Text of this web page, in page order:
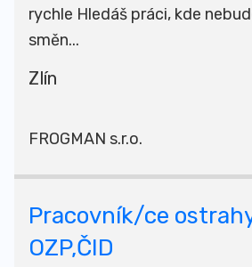
rychle Hledáš práci, kde
směn...
Zlín
FROGMAN s.r.o.
Pracovník/ce
OZP,ČID